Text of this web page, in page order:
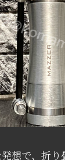
想で、折